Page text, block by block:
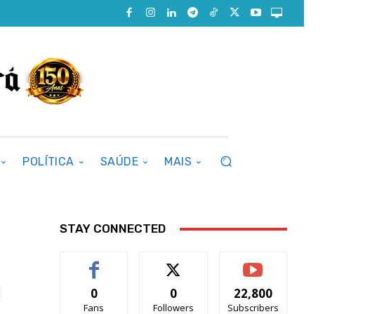
POLÍTICA SAÚDE MAIS
STAY CONNECTED
0
Fans
0
Followers
22,800
Subscribers